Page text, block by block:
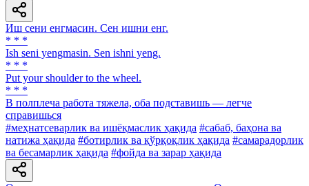
Иш сени енгмасин. Сен ишни енг.
* * *
Ish seni yengmasin. Sen ishni yeng.
* * *
Put your shoulder to the wheel.
* * *
В полплеча работа тяжела, оба подставишь — легче
справишься
#меҳнатсеварлик ва ишёқмаслик ҳақида #сабаб, баҳона ва
натижа ҳақида #ботирлик ва қўрқоқлик ҳақида #самарадорлик
ва бесамарлик ҳақида #фойда ва зарар ҳақида